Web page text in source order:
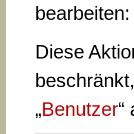
bearbeiten:
Diese
„Benutzer“